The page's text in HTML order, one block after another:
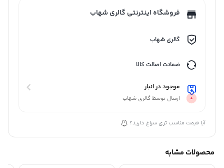
فروشگاه اینترنتی گالری شهاب
گالری شهاب
ضمانت اصالت کالا
موجود در انبار
ارسال توسط گالری شهاب
آیا قیمت مناسب تری سراغ دارید؟
محصولات مشابه